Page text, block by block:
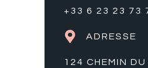
+33 6 23 23 73
ADRESSE
124 CHEMIN